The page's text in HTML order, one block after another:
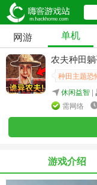
网游 单机
农夫种田
种田主题恐
休闲益智 |
需网络
游戏介绍